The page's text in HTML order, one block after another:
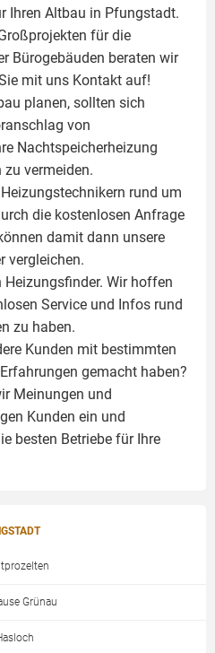
Ihren Altbau in Pfungstadt.
für die
Bürogebäuden beraten wir
mit uns Kontakt auf!
planen, sollten sich
von
Nachtspeicherheizung
vermeiden.
rund um
die kostenlosen Anfrage
damit dann unsere
vergleichen.
Heizungsfinder. Wir hoffen
Service und Infos rund
zu haben.
Kunden mit bestimmten
gemacht haben?
Meinungen und
Kunden ein und
besten Betriebe für Ihre
Grünau